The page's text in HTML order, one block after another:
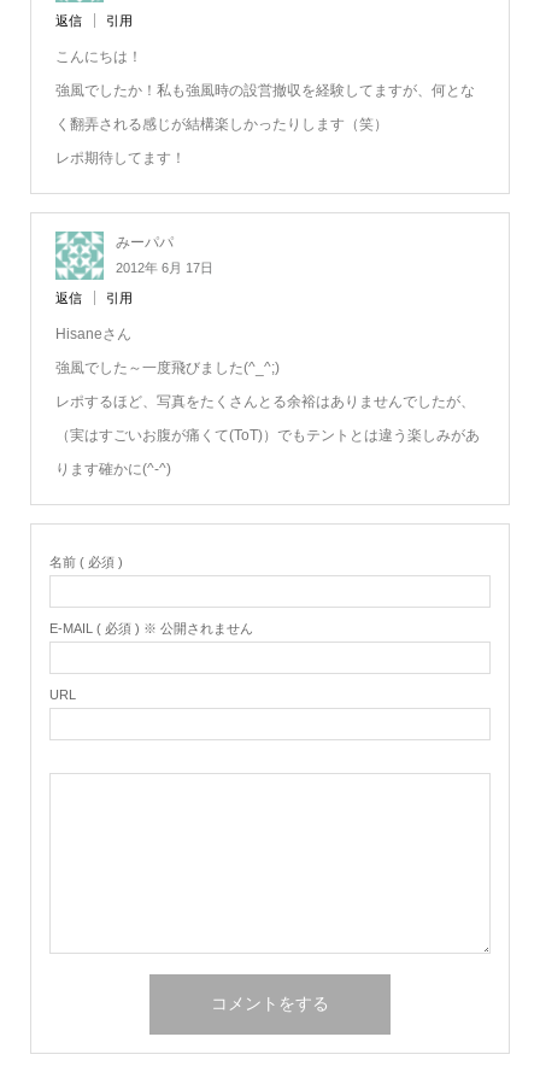
返信 引用
こんにちは！
強風でしたか！私も強風時の設営撤収を経験してますが、何とな
く翻弄される感じが結構楽しかったりします（笑）
レポ期待してます！
みーパパ
2012年 6月 17日
返信 引用
Hisaneさん
強風でした～一度飛びました(^_^;)
レポするほど、写真をたくさんとる余裕はありませんでしたが、
（実はすごいお腹が痛くて(ToT)）でもテントとは違う楽しみがあ
ります確かに(^-^)
名前 ( 必須 )
E-MAIL ( 必須 ) ※ 公開されません
URL